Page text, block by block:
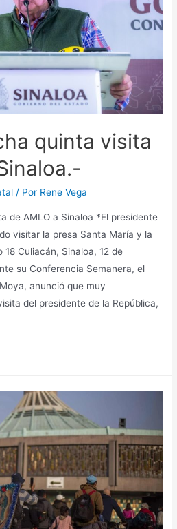
quinta visita
/ Por Rene Vega
de AMLO a Sinaloa *El presidente
visitar la presa Santa María y la
Culiacán, Sinaloa, 12 de
su Conferencia Semanera, el
anunció que muy
del presidente de la República,